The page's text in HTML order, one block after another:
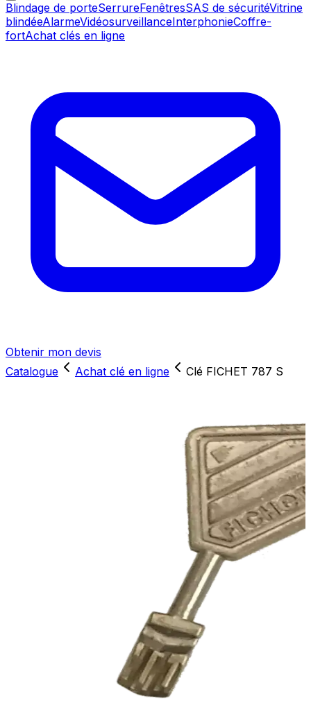
Blindage de porteSerrureFenêtresSAS de sécuritéVitrine
blindéeAlarmeVidéosurveillanceInterphonieCoffre-
fortAchat clés en ligne
Obtenir mon devis
Catalogue
Achat clé en ligne Clé FICHET 787 S